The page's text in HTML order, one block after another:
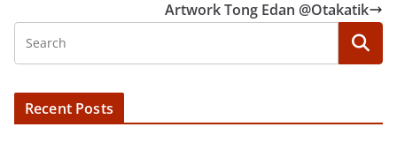
Artwork Tong Edan @Otakatik
Recent Posts